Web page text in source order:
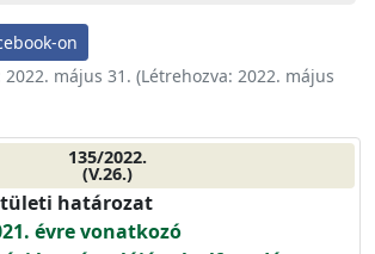
on
2022. május 31. (Létrehozva: 2022. május
135/2022.
(V.26.)
határozat
évre vonatkozó